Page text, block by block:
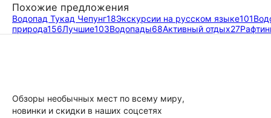
Похожие предложения
Водопад Тукад Чепунг18Экскурсии на русском языке101
природа156Лучшие103Водопады68Активный отдых27
Обзоры необычных мест по всему миру,
новинки и скидки в наших соцсетях